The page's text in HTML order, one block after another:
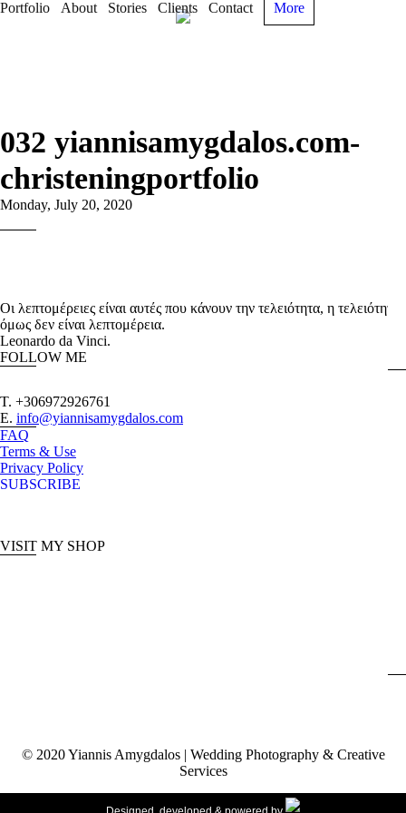
Portfolio About Stories Clients Contact More
032 yiannisamygdalos.com-
christeningportfolio
Monday, July 20, 2020
VISIT MY SHOP
Οι λεπτομέρειες είναι αυτές που κάνουν την τελειότητα, η τελειότητα
όμως δεν είναι λεπτομέρεια.
Leonardo da Vinci.
FOLLOW ME
T. +306972926761
E. info@yiannisamygdalos.com
FAQ
Terms & Use
Privacy Policy
SUBSCRIBE
© 2020 Yiannis Amygdalos | Wedding Photography & Creative
Services